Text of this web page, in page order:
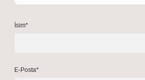
İsim*
E-Posta*